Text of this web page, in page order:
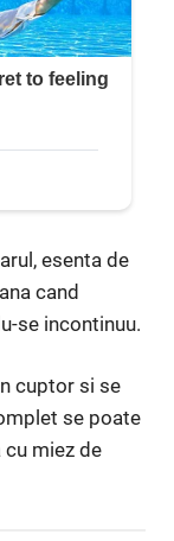
esenta de
cand
se incontinuu.
cuptor si se
se poate
miez de